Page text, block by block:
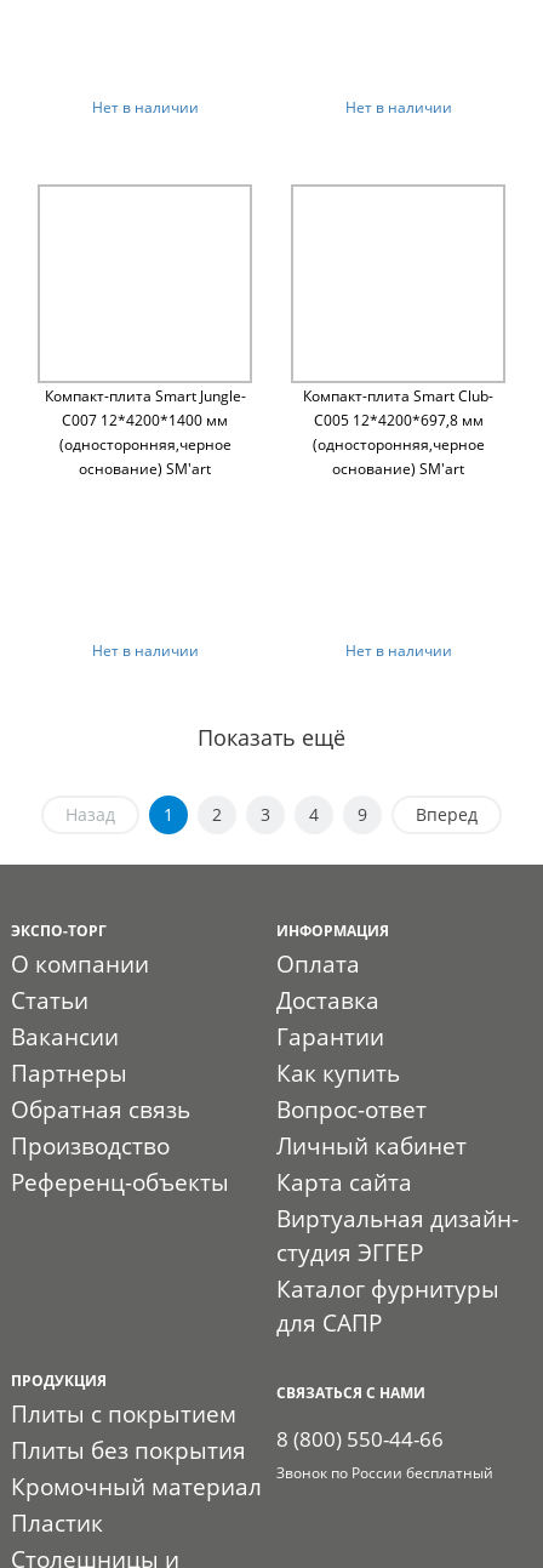
Нет в наличии Нет в наличии
Компакт-плита Smart Jungle-
C007 12*4200*1400 мм
(односторонняя,черное
основание) SM'art
Нет в наличии
Компакт-плита Smart Club-
C005 12*4200*697,8 мм
(односторонняя,черное
основание) SM'art
Нет в наличии
Показать ещё
Назад 1 2 3 4 9 Вперед
ЭКСПО-ТОРГ
О компании
Статьи
Вакансии
Партнеры
Обратная связь
Производство
Референц-объекты
ИНФОРМАЦИЯ
Оплата
Доставка
Гарантии
Как купить
Вопрос-ответ
Личный кабинет
Карта сайта
Виртуальная дизайн-
студия ЭГГЕР
Каталог фурнитуры
для САПР
ПРОДУКЦИЯ
Плиты с покрытием
Плиты без покрытия
Кромочный материал
Пластик
Столешницы и
СВЯЗАТЬСЯ С НАМИ
8 (800) 550-44-66
Звонок по России бесплатный